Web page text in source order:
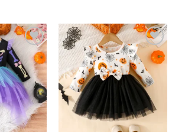
Ajouter
à la
liste de
souhaits
Ajouter
à la
liste de
souhaits